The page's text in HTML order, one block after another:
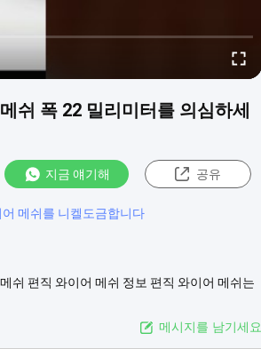
쉬 폭 22 밀리미터를 의심하세
지금 얘기해 공유
메쉬를 니켈도금합니다
쉬 편직 와이어 메쉬 정보 편직 와이어 메쉬는
메시지를 남기세요